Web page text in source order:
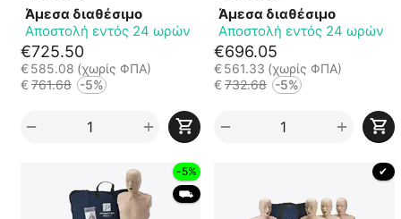
Άμεσα διαθέσιμο
Αποστολή εντός 24 ωρών
€725.50
€ 585.08 (χωρίς ΦΠΑ)
€ 761.68 -5%
+
−
Άμεσα διαθέσιμο
Αποστολή εντός 24 ωρών
€696.05
€561.33 (χωρίς ΦΠΑ)
€732.68 -5%
+
−
-5%
⛟
✔